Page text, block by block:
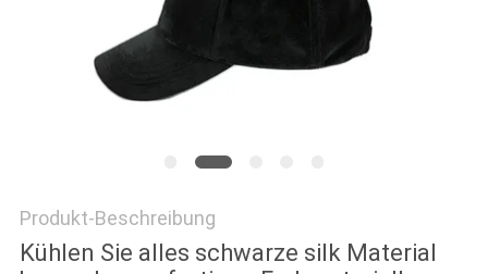
Produkt-Beschreibung
Kühlen Sie alles schwarze silk Material